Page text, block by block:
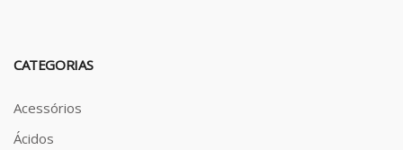
CATEGORIAS
Acessórios
Ácidos